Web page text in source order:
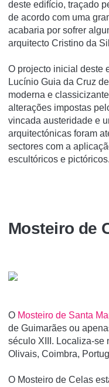
deste edifício, traçado
de acordo com uma
acabaria por sofrer
arquitecto Cristino da
O projecto inicial deste
Lucínio Guia da Cruz
moderna e
alterações impostas
vincada austeridade e
arquitectónicas foram
sectores com a
escultóricos e pictóricos.
Mosteiro de
O Mosteiro de Santa
de Guimarães ou
século XIII. Localiza-se
Olivais, Coimbra,
O Mosteiro de Celas